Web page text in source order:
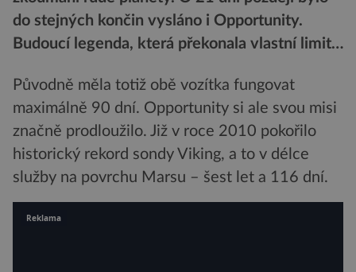
do stejných končin vysláno i Opportunity.
Budoucí legenda, která překonala vlastní limit…
Původně měla totiž obě vozítka fungovat
maximálně 90 dní. Opportunity si ale svou misi
značně prodloužilo. Již v roce 2010 pokořilo
historický rekord sondy Viking, a to v délce
služby na povrchu Marsu – šest let a 116 dní.
Reklama